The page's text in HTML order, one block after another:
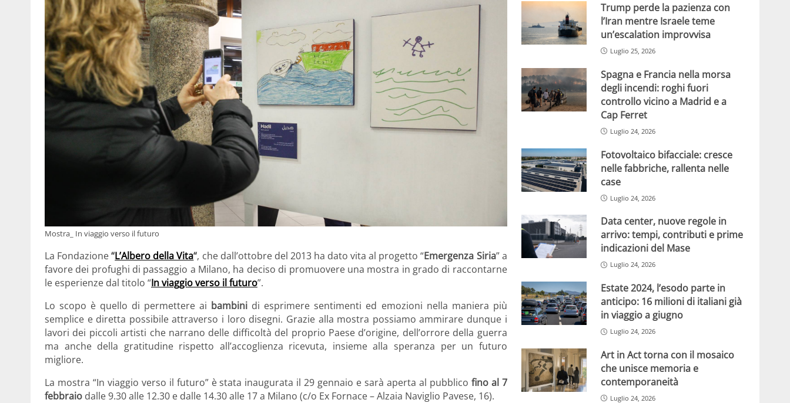
Mostra_ In viaggio verso il futuro
La Fondazione“L’Albero della Vita“, che dall’ottobre del 2013 ha dato vita al progetto “Emergenza Siria” a
favore dei profughi di passaggio a Milano, ha deciso di promuovere una mostra in grado di raccontarne
le esperienze dal titolo “In viaggio verso il futuro”.
Lo scopo è quello di permettere ai bambini di esprimere sentimenti ed emozioni nella maniera più
semplice e diretta possibile attraverso i loro disegni. Grazie alla mostra possiamo ammirare dunque i
lavori dei piccoli artisti che narrano delle difficoltà del proprio Paese d’origine, dell’orrore della guerra
ma anche della gratitudine rispetto all’accoglienza ricevuta, insieme alla speranza per un futuro
migliore.
La mostra “In viaggio verso il futuro” è stata inaugurata il 29 gennaio e sarà aperta al pubblico fino al 7
febbraio dalle 9.30 alle 12.30 e dalle 14.30 alle 17 a Milano (c/o Ex Fornace – Alzaia Naviglio Pavese, 16).
Trump perde la pazienza con
l’Iran mentre Israele teme
un’escalation improvvisa
Luglio 25, 2026
Spagna e Francia nella morsa
degli incendi: roghi fuori
controllo vicino a Madrid e a
Cap Ferret
Luglio 24, 2026
Fotovoltaico bifacciale: cresce
nelle fabbriche, rallenta nelle
case
Luglio 24, 2026
Data center, nuove regole in
arrivo: tempi, contributi e prime
indicazioni del Mase
Luglio 24, 2026
Estate 2024, l’esodo parte in
anticipo: 16 milioni di italiani già
in viaggio a giugno
Luglio 24, 2026
Art in Act torna con il mosaico
che unisce memoria e
contemporaneità
Luglio 24, 2026